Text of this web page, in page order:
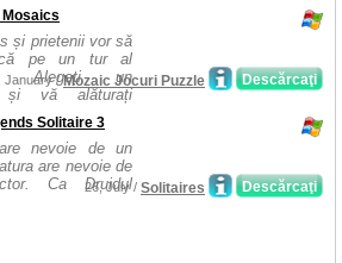
Mosaics
și prietenii vor să
pe un tur al
Alegeți un
și vă alăturați
Descărcaţi
January /Mozaic Jocuri Puzzle
Solitaire 3
nevoie de un
are nevoie de
Ca Druidul
Descărcaţi
26, July / Solitaires